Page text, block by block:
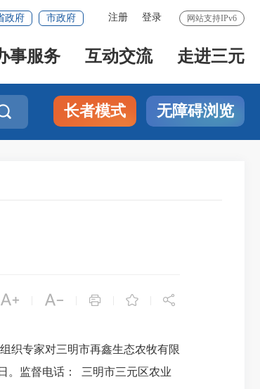
网站支持IPv6
注册 登录
政府 市政府
事服务 互动交流 走进三元
长者模式 无障碍浏览
    
织专家对三明市再鑫生态农牧有限
。监督电话： 三明市三元区农业